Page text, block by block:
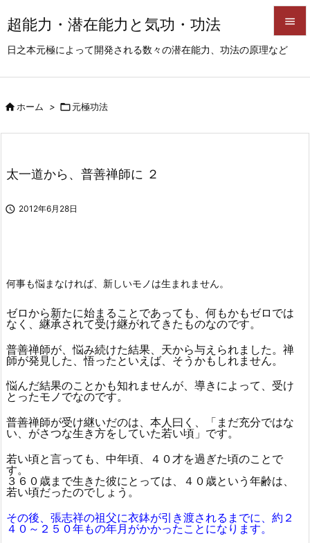
超能力・潜在能力と気功・功法
日之本元極によって開発される数々の潜在能力、功法の原理など


前へ
ホーム > 元極功法
太一道から、普善禅師に ２
 2012年6月28日
何事も悩まなければ、新しいモノは生まれません。
ゼロから新たに始まることであっても、何もかもゼロでは
なく、継承されて受け継がれてきたものなのです。
普善禅師が、悩み続けた結果、天から与えられました。禅
師が発見した、悟ったといえば、そうかもしれません。
悩んだ結果のことかも知れませんが、導きによって、受け
とったモノでなのです。
普善禅師が受け継いだのは、本人曰く、「まだ充分ではな
い、がさつな生き方をしていた若い頃」です。
若い頃と言っても、中年頃、４０才を過ぎた頃のことで
す。
３６０歳まで生きた彼にとっては、４０歳という年齢は、
若い頃だったのでしょう。
その後、張志祥の祖父に衣鉢が引き渡されるまでに、約２
４０～２５０年もの年月がかかったことになります。